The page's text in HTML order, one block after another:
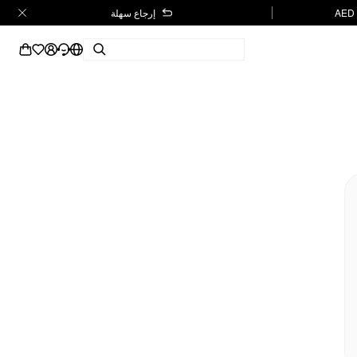
إرجاع سهلة